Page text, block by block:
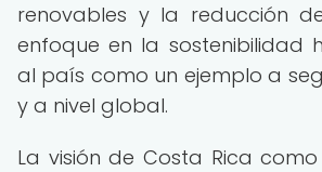
renovables y la reducción
enfoque en la sostenibilidad
al país como un ejemplo a
y a nivel global.
La visión de Costa Rica